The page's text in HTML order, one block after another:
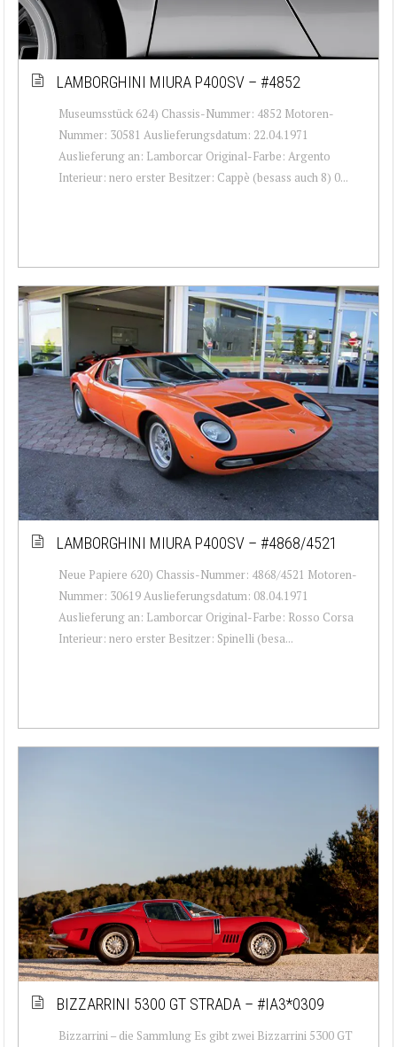
LAMBORGHINI MIURA P400SV – #4852
Museumsstück 624) Chassis-Nummer: 4852 Motoren-
Nummer: 30581 Auslieferungsdatum: 22.04.1971
Auslieferung an: Lamborcar Original-Farbe: Argento
Interieur: nero erster Besitzer: Cappè (besass auch 8) 0...
LAMBORGHINI MIURA P400SV – #4868/4521
Neue Papiere 620) Chassis-Nummer: 4868/4521 Motoren-
Nummer: 30619 Auslieferungsdatum: 08.04.1971
Auslieferung an: Lamborcar Original-Farbe: Rosso Corsa
Interieur: nero erster Besitzer: Spinelli (besa...
BIZZARRINI 5300 GT STRADA – #IA3*0309
Bizzarrini – die Sammlung Es gibt zwei Bizzarrini 5300 GT